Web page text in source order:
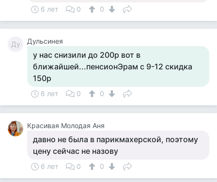
6 лет 0 0
Ду Дульсинея
у нас снизили до 200р вот в
ближайшей...пенсионЭрам с 9-12 скидка
150р
6 лет 0 0
Красивая Молодая Аня
давно не была в парикмахерской, поэтому
цену сейчас не назову
6 лет 0 0